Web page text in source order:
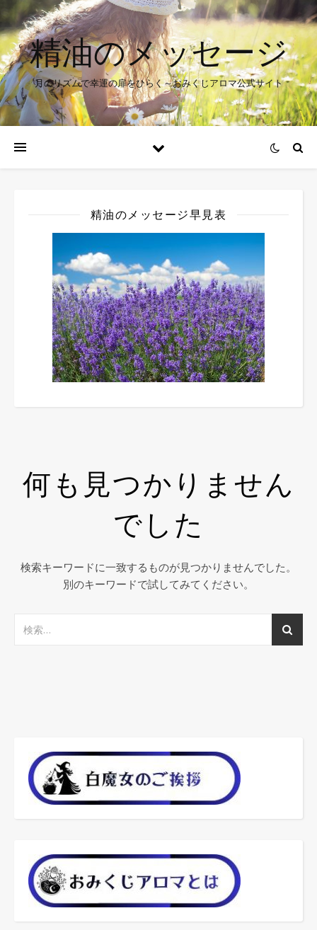
精油のメッセージ
月のリズムで幸運の扉をひらく～おみくじアロマ公式サイト
精油のメッセージ早見表
何も見つかりません
でした
検索キーワードに一致するものが見つかりませんでした。
別のキーワードで試してみてください。